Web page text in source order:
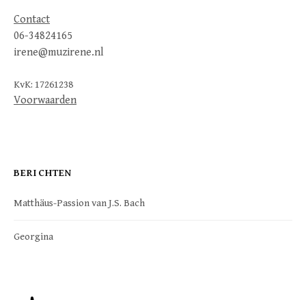
Contact
06-34824165
irene@muzirene.nl
KvK: 17261238
Voorwaarden
BERICHTEN
Matthäus-Passion van J.S. Bach
Georgina